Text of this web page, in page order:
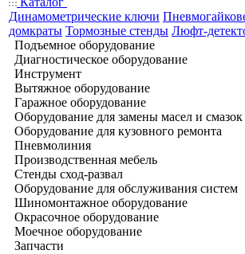
Динамометрические ключи
домкраты Тормозные стенды Люфт-
Подъемное оборудование
Диагностическое оборудование
Инструмент
Вытяжное оборудование
Гаражное оборудование
Оборудование для замены масел и смазок
Оборудование для кузовного ремонта
Пневмолиния
Производственная мебель
Стенды сход-развал
Оборудование для обслуживания систем
Шиномонтажное оборудование
Окрасочное оборудование
Моечное оборудование
Запчасти